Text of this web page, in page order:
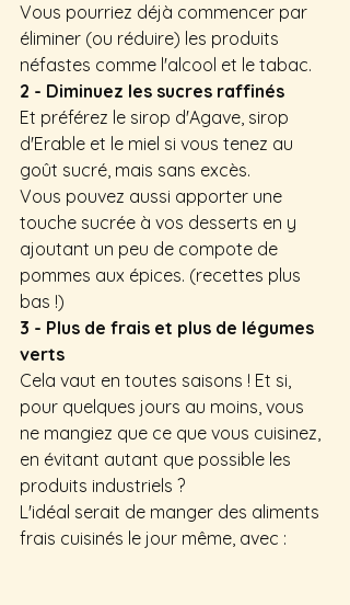
Vous pourriez déjà commencer par
éliminer (ou réduire) les produits
néfastes comme l'alcool et le tabac.
2 - Diminuez les sucres raffinés
Et préférez le sirop d'Agave, sirop
d'Erable et le miel si vous tenez au
goût sucré, mais sans excès.
Vous pouvez aussi apporter une
touche sucrée à vos desserts en y
ajoutant un peu de compote de
pommes aux épices. (recettes plus
bas !)
3 - Plus de frais et plus de légumes
verts
Cela vaut en toutes saisons ! Et si,
pour quelques jours au moins, vous
ne mangiez que ce que vous cuisinez,
en évitant autant que possible les
produits industriels ?
L'idéal serait de manger des aliments
frais cuisinés le jour même, avec :